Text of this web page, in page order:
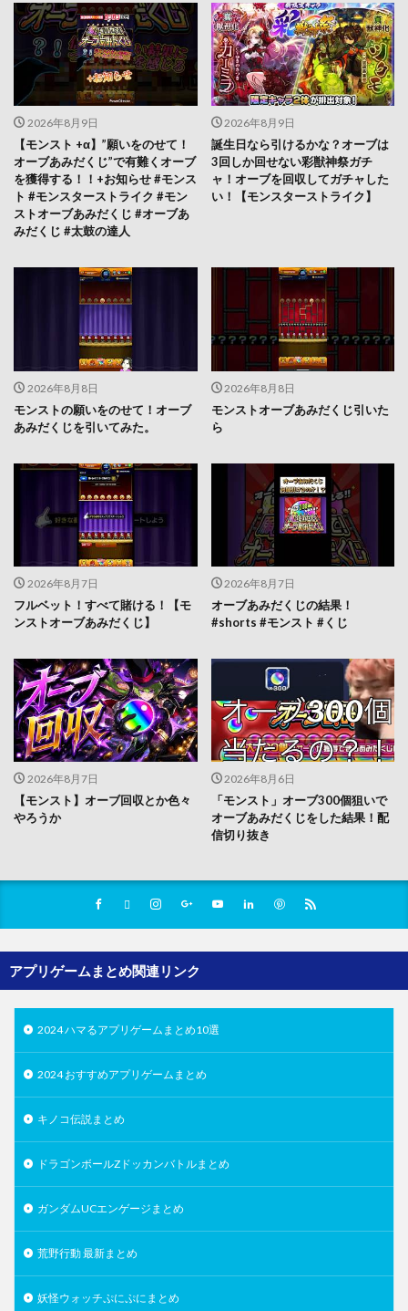
2026年8月9日
【モンスト +α】”願いをのせて！
オーブあみだくじ”で有難くオーブ
を獲得する！！+お知らせ #モンス
ト #モンスターストライク #モン
ストオーブあみだくじ #オーブあ
みだくじ #太鼓の達人
2026年8月9日
誕生日なら引けるかな？オーブは
3回しか回せない彩獣神祭ガチ
ャ！オーブを回収してガチャした
い！【モンスターストライク】
2026年8月8日
モンストの願いをのせて！オーブ
あみだくじを引いてみた。
2026年8月8日
モンストオーブあみだくじ引いた
ら
2026年8月7日
フルベット！すべて賭ける！【モ
ンストオーブあみだくじ】
2026年8月7日
オーブあみだくじの結果！
#shorts #モンスト #くじ
2026年8月7日
【モンスト】オーブ回収とか色々
やろうか
2026年8月6日
「モンスト」オーブ300個狙いで
オーブあみだくじをした結果！配
信切り抜き
アプリゲームまとめ関連リンク
2024 ハマるアプリゲームまとめ10選
2024 おすすめアプリゲームまとめ
キノコ伝説まとめ
ドラゴンボールZドッカンバトルまとめ
ガンダムUCエンゲージまとめ
荒野行動 最新まとめ
妖怪ウォッチぷにぷにまとめ